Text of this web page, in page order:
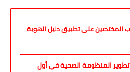
المختصين على تطبيق دليل الهوية
المنظومة الصحية في أول